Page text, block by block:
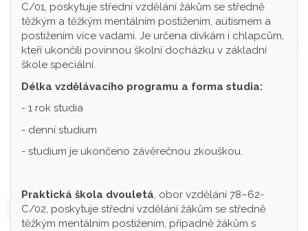
C/01, poskytuje střední vzdělání žákům se středně
těžkým a těžkým mentálním postižením, autismem a
postižením více vadami. Je určena dívkám i chlapcům,
kteří ukončili povinnou školní docházku v základní
škole speciální.
Délka vzdělávacího programu a forma studia:
- 1 rok studia
- denní studium
- studium je ukončeno závěrečnou zkouškou.
Praktická škola dvouletá, obor vzdělání 78–62-
C/02, poskytuje střední vzdělání žákům se středně
těžkým mentálním postižením, případně žákům s